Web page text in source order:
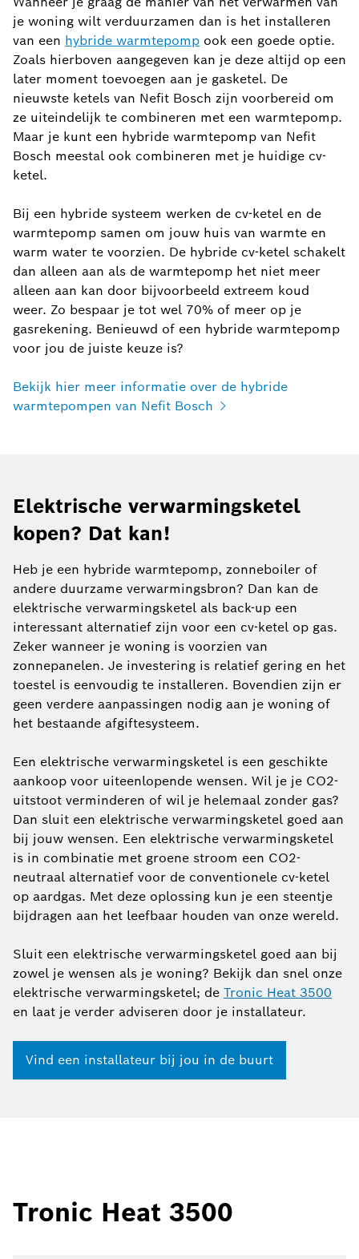
je woning wilt verduurzamen dan is het installeren
van een hybride warmtepomp ook een goede optie.
Zoals hierboven aangegeven kan je deze altijd op een
later moment toevoegen aan je gasketel. De
nieuwste ketels van Nefit Bosch zijn voorbereid om
ze uiteindelijk te combineren met een warmtepomp.
Maar je kunt een hybride warmtepomp van Nefit
Bosch meestal ook combineren met je huidige cv-
ketel.
Bij een hybride systeem werken de cv-ketel en de
warmtepomp samen om jouw huis van warmte en
warm water te voorzien. De hybride cv-ketel schakelt
dan alleen aan als de warmtepomp het niet meer
alleen aan kan door bijvoorbeeld extreem koud
weer. Zo bespaar je tot wel 70% of meer op je
gasrekening. Benieuwd of een hybride warmtepomp
voor jou de juiste keuze is?
Bekijk hier meer informatie over de hybride
warmtepompen van Nefit Bosch
Elektrische verwarmingsketel
kopen? Dat kan!
Heb je een hybride warmtepomp, zonneboiler of
andere duurzame verwarmingsbron? Dan kan de
elektrische verwarmingsketel als back-up een
interessant alternatief zijn voor een cv-ketel op gas.
Zeker wanneer je woning is voorzien van
zonnepanelen. Je investering is relatief gering en het
toestel is eenvoudig te installeren. Bovendien zijn er
geen verdere aanpassingen nodig aan je woning of
het bestaande afgiftesysteem.
Een elektrische verwarmingsketel is een geschikte
aankoop voor uiteenlopende wensen. Wil je je CO2-
uitstoot verminderen of wil je helemaal zonder gas?
Dan sluit een elektrische verwarmingsketel goed aan
bij jouw wensen. Een elektrische verwarmingsketel
is in combinatie met groene stroom een CO2-
neutraal alternatief voor de conventionele cv-ketel
op aardgas. Met deze oplossing kun je een steentje
bijdragen aan het leefbaar houden van onze wereld.
Sluit een elektrische verwarmingsketel goed aan bij
zowel je wensen als je woning? Bekijk dan snel onze
elektrische verwarmingsketel; de Tronic Heat 3500
en laat je verder adviseren door je installateur.
Vind een installateur bij jou in de buurt
Tronic Heat 3500